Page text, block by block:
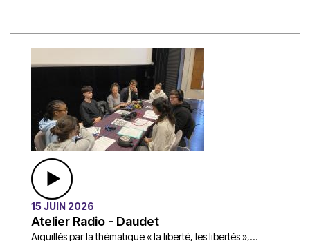
15 JUIN 2026
Atelier Radio - Daudet
Aiguillés par la thématique « la liberté, les libertés »,...